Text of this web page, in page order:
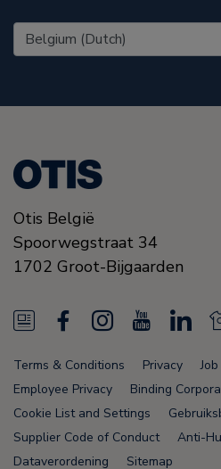
United States (EN)
Otis België
Spoorwegstraat 34
1702 Groot-Bijgaarden
N
e
w
s
F
c
e
b
I
t
a
o
u
u
L
n
k
e
Terms & Conditions Privacy
Employee Privacy
Binding
Cookie List and Settings
Supplier Code of Conduct
Anti-
Dataverordening
Sitemap